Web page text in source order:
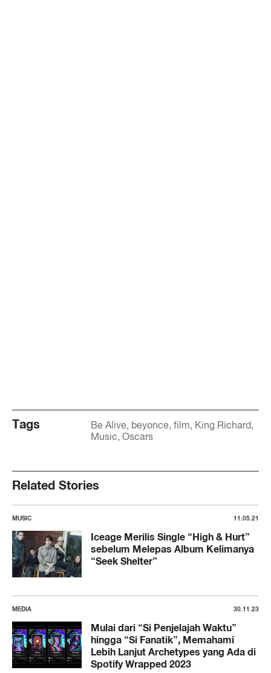
Tags Be Alive beyonce film King Richard
Music Oscars
Related Stories
MUSIC 11.05.21
Iceage Merilis Single “High & Hurt”
sebelum Melepas Album Kelimanya
“Seek Shelter”
MEDIA 30.11.23
Mulai dari “Si Penjelajah Waktu”
hingga “Si Fanatik”, Memahami
Lebih Lanjut Archetypes yang Ada di
Spotify Wrapped 2023